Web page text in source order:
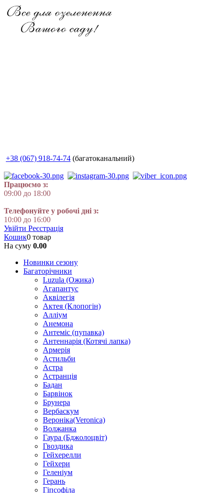
+38 (067) 918-74-74 (багатоканальний)
Працюємо з:
09:00 до 18:00
Телефонуйте у робочі дні з:
10:00 до 16:00
Увійти Реєстрація
Кошик0 товар
На суму 0.00
Новинки сезону
Багаторічники
Luzula (Ожика)
Агапантус
Аквілегія
Актея (Клопогін)
Алліум
Анемона
Антеміс (пупавка)
Антеннарія (Котячі лапка)
Армерія
Астильби
Астра
Астранція
Бадан
Барвінок
Брунера
Вербаскум
Вероніка(Veronica)
Волжанка
Гаура (Бджолоцвіт)
Гвоздика
Гейхерелли
Гейхери
Геленіум
Герань
Гіпсофіла